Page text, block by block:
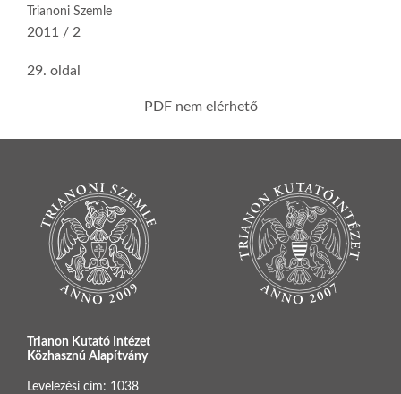
Trianoni Szemle
2011 / 2
29. oldal
PDF nem elérhető
Trianon Kutató Intézet
Közhasznú Alapítvány
Levelezési cím: 1038